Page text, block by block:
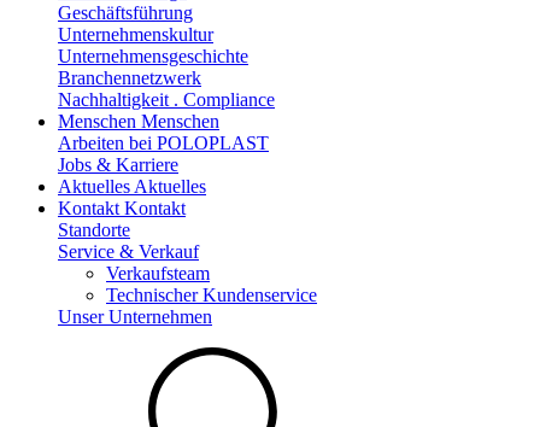
Geschäftsführung
Unternehmenskultur
Unternehmensgeschichte
Branchennetzwerk
Nachhaltigkeit . Compliance
Menschen Menschen
Arbeiten bei POLOPLAST
Jobs & Karriere
Aktuelles Aktuelles
Kontakt Kontakt
Standorte
Service & Verkauf
Verkaufsteam
Technischer Kundenservice
Unser Unternehmen